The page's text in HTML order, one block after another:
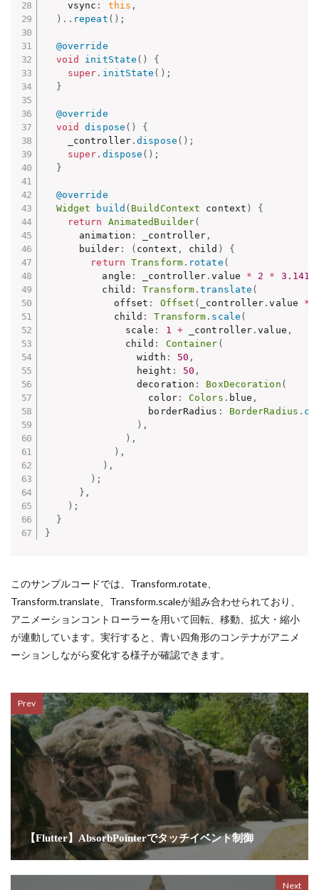
    vsync
: this ,
) . . repeat ( ) ;
@override
void
initState ( )
{
super . initState ( ) ;
}
@override
void
dispose ( )
{
    _controller
.dispose ( ) ;
super . dispose ( ) ;
}
@override
Widget
build ( BuildContext context )
{
return
AnimatedBuilder(
      animation
: _controller ,
      builder
: ( context , child )
{
return
Transform. rotate (
          angle
: _controller .value * 2 *
          child
: Transform .translate (
            offset
: Offset ( _controller .value *
            child
: Transform . scale (
              scale
: 1 + _controller .value ,
              child
: Container (
                width
: 50 ,
                height
: 50 ,
                decoration
: BoxDecoration (
                  color
: Colors . blue ,
                  borderRadius
: BorderRadius .
) ,
) ,
) ,
) ,
) ;
} ,
) ;
}
}
このサンプルコードでは、Transform.rotate、
Transform.translate、Transform.scaleが組み合わせられており、
アニメーションコントローラーを用いて回転、移動、拡大・縮小
が連動しています。実行すると、青い四角形のコンテナがアニメ
ーションしながら変化する様子が確認できます。
Prev
【Flutter】AbsorbPointerでタッチイベント制御
Next